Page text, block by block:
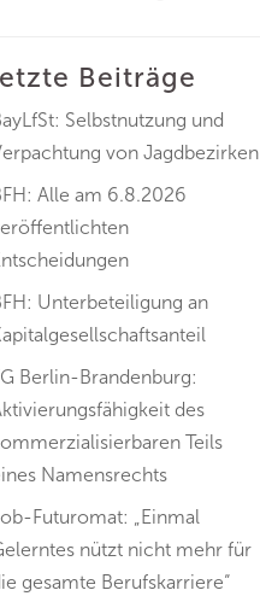
Beiträge
Selbstnutzung und
von Jagdbezirken
Alle am 6.8.2026
Unterbeteiligung an
Berlin-Brandenburg:
des
Teils
Namensrechts
Futuromat: „Einmal
nützt nicht mehr für
gesamte Berufskarriere“